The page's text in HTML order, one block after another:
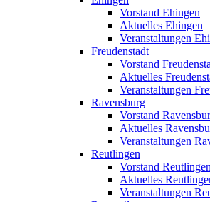
Vorstand Ehingen
Aktuelles Ehingen
Veranstaltungen
Freudenstadt
Vorstand
Aktuelles
Veranstaltungen
Ravensburg
Vorstand
Aktuelles
Veranstaltungen
Reutlingen
Vorstand Reutlingen
Aktuelles
Veranstaltungen